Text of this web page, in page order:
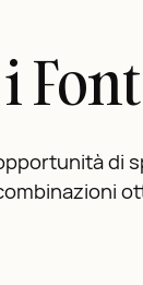
Font
di